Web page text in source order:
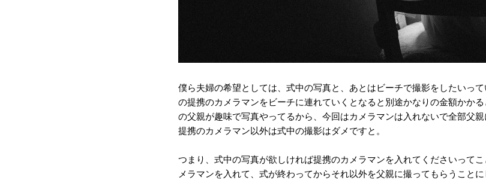
僕ら夫婦の希望としては、式中の写真と、あとはビーチで撮影をしたいっ
の提携のカメラマンをビーチに連れていくとなると別途かなりの金額かか
の父親が趣味で写真やってるから、今回はカメラマンは入れないで全部父親
提携のカメラマン以外は式中の撮影はダメですと。
つまり、式中の写真が欲しければ提携のカメラマンを入れてくださいって
メラマンを入れて、式が終わってからそれ以外を父親に撮ってもらうことに